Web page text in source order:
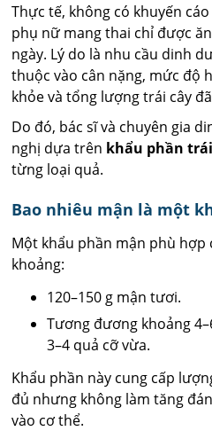
Thực tế, không có khuyến
phụ nữ mang thai chỉ được
ngày. Lý do là nhu cầu dinh
thuộc vào cân nặng, mức độ
khỏe và tổng lượng trái cây
Do đó, bác sĩ và chuyên gia
nghị dựa trên khẩu phần
từng loại quả.
Bao nhiêu mận là một
Một khẩu phần mận phù
khoảng:
120–150 g mận tươi.
Tương đương khoảng
3–4 quả cỡ vừa.
Khẩu phần này cung cấp
đủ nhưng không làm tăng
vào cơ thể.